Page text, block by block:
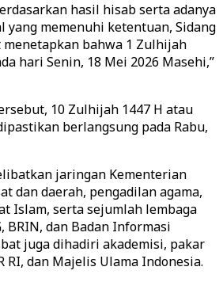
hasil hisab serta adanya
memenuhi ketentuan, Sidang
bahwa 1 Zulhijah
hari Senin, 18 Mei 2026 Masehi,”
10 Zulhijah 1447 H atau
berlangsung pada Rabu,
jaringan Kementerian
dan daerah, pengadilan agama,
Islam, serta sejumlah lembaga
BRIN, dan Badan Informasi
juga dihadiri akademisi, pakar
RI, dan Majelis Ulama Indonesia.